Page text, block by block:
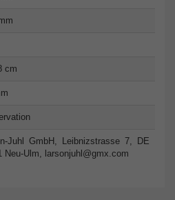
cm
Juhl GmbH, Leibnizstrasse 7, DE
Neu-Ulm, larsonjuhl@gmx.com